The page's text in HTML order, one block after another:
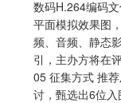
数码H.264编码
平面模拟效果图
频、音频、静态
引，主办方将在
05 征集方式 推
讨，甄选出6位